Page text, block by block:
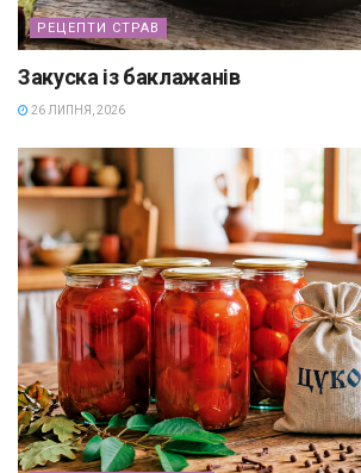
РЕЦЕПТИ СТРАВ
Закуска із баклажанів
26 ЛИПНЯ, 2026